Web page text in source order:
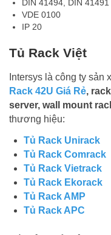
DIN 41494, DIN 41491
VDE 0100
IP 20
Tủ Rack Việt
Intersys là công ty sản
Rack 42U Giá Rẻ,
server, wall mount
thương hiệu:
Tủ Rack Unirack
Tủ Rack Comrack
Tủ Rack Vietrack
Tủ Rack Ekorack
Tủ Rack AMP
Tủ Rack APC